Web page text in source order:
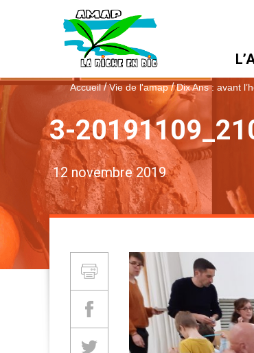
Accueil/Vie de l'amap/Dix Ans : avant
3-
12 novembre 2019
Partager et Imprimer
Imprimer
Partager sur Facebook
Partager sur Twitter